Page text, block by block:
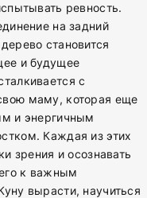
ревность.
на задний
становится
и будущее
с
маму, которая еще
и энергичным
Каждая из этих
зрения и осознавать
к важным
вырасти, научиться